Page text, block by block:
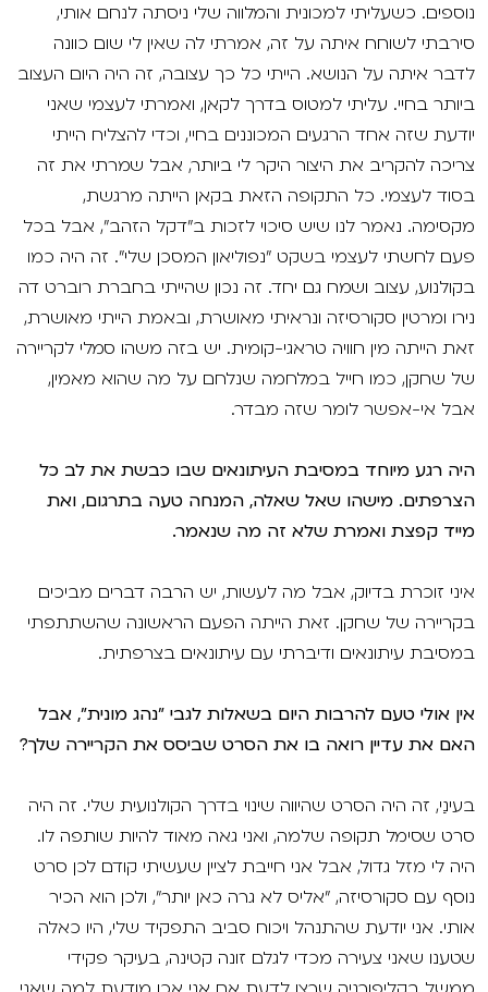
נוספים. כשעליתי למכונית והמלווה שלי ניסתה לנחם אותי,
סירבתי לשוחח איתה על זה, אמרתי לה שאין לי שום כוונה
לדבר איתה על הנושא. הייתי כל כך עצובה, זה היה היום העצוב
ביותר בחיי. עליתי למטוס בדרך לקאן, ואמרתי לעצמי שאני
יודעת שזה אחד הרגעים המכוננים בחיי, וכדי להצליח הייתי
צריכה להקריב את היצור היקר לי ביותר, אבל שמרתי את זה
בסוד לעצמי. כל התקופה הזאת בקאן הייתה מרגשת,
מקסימה. נאמר לנו שיש סיכוי לזכות ב"דקל הזהב", אבל בכל
פעם לחשתי לעצמי בשקט "נפוליאון המסכן שלי". זה היה כמו
בקולנוע, עצוב ושמח גם יחד. זה נכון שהייתי בחברת רוברט דה
נירו ומרטין סקורסיזה ונראיתי מאושרת, ובאמת הייתי מאושרת,
זאת הייתה מין חוויה טראגי-קומית. יש בזה משהו סמלי לקריירה
של שחקן, כמו חייל במלחמה שנלחם על מה שהוא מאמין,
אבל אי-אפשר לומר שזה מבדר.
היה רגע מיוחד במסיבת העיתונאים שבו כבשת את לב כל
הצרפתים. מישהו שאל שאלה, המנחה טעה בתרגום, ואת
מייד קפצת ואמרת שלא זה מה שנאמר.
איני זוכרת בדיוק, אבל מה לעשות, יש הרבה דברים מביכים
בקריירה של שחקן. זאת הייתה הפעם הראשונה שהשתתפתי
במסיבת עיתונאים ודיברתי עם עיתונאים בצרפתית.
אין אולי טעם להרבות היום בשאלות לגבי "נהג מונית", אבל
האם את עדיין רואה בו את הסרט שביסס את הקריירה שלך?
בעינַי, זה היה הסרט שהיווה שינוי בדרך הקולנועית שלי. זה היה
סרט שסימל תקופה שלמה, ואני גאה מאוד להיות שותפה לו.
היה לי מזל גדול, אבל אני חייבת לציין שעשיתי קודם לכן סרט
נוסף עם סקורסיזה, "אליס לא גרה כאן יותר", ולכן הוא הכיר
אותי. אני יודעת שהתנהל ויכוח סביב התפקיד שלי, היו כאלה
שטענו שאני צעירה מכדי לגלם זונה קטינה, בעיקר פקידי